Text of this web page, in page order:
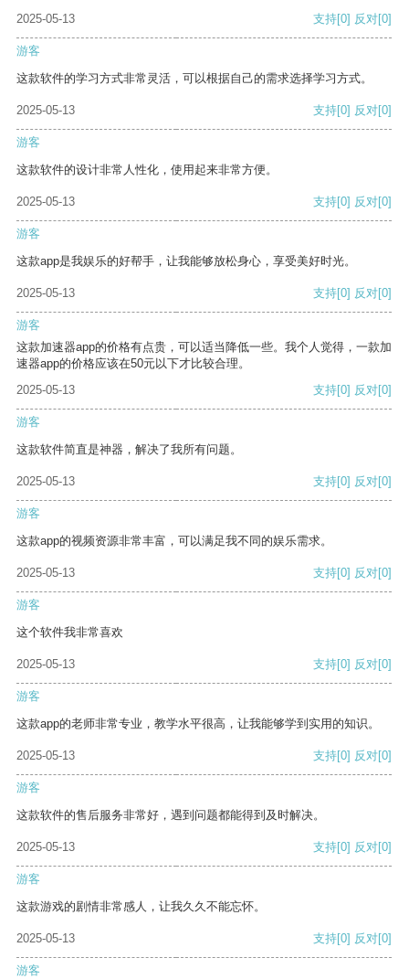
2025-05-13 支持[0] 反对[0]
游客
这款软件的学习方式非常灵活，可以根据自己的需求选择学习方式。
2025-05-13 支持[0] 反对[0]
游客
这款软件的设计非常人性化，使用起来非常方便。
2025-05-13 支持[0] 反对[0]
游客
这款app是我娱乐的好帮手，让我能够放松身心，享受美好时光。
2025-05-13 支持[0] 反对[0]
游客
这款加速器app的价格有点贵，可以适当降低一些。我个人觉得，一款加
速器app的价格应该在50元以下才比较合理。
2025-05-13
支持[0] 反对[0]
游客
这款软件简直是神器，解决了我所有问题。
2025-05-13 支持[0] 反对[0]
游客
这款app的视频资源非常丰富，可以满足我不同的娱乐需求。
2025-05-13 支持[0] 反对[0]
游客
这个软件我非常喜欢
2025-05-13 支持[0] 反对[0]
游客
这款app的老师非常专业，教学水平很高，让我能够学到实用的知识。
2025-05-13 支持[0] 反对[0]
游客
这款软件的售后服务非常好，遇到问题都能得到及时解决。
2025-05-13 支持[0] 反对[0]
游客
这款游戏的剧情非常感人，让我久久不能忘怀。
2025-05-13 支持[0] 反对[0]
游客